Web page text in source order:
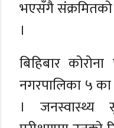
भएसँगै
।
बिहिबार
नगरपालिका ५
। जनस्वास्थ्य